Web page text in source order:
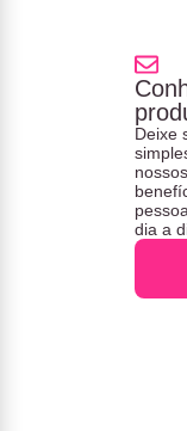
Deixe
dia a